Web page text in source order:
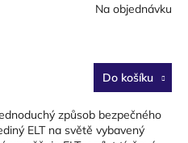
Na objednávku
Do košíku
způsob bezpečného
ELT na světě vybavený